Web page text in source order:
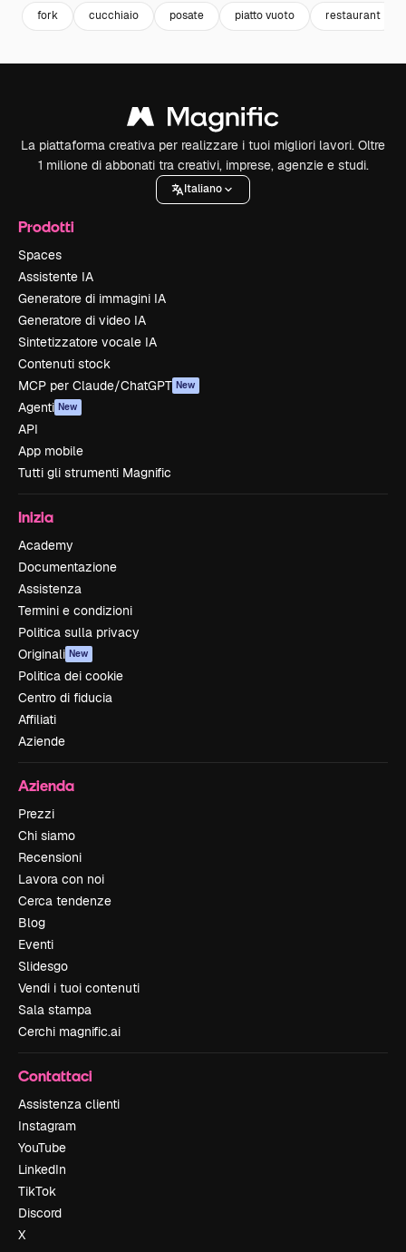
fork cucchiaio posate piatto vuoto restaurant
La piattaforma creativa per realizzare i tuoi migliori lavori. Oltre
1 milione di abbonati tra creativi, imprese, agenzie e studi.
Italiano
Prodotti
Spaces
Assistente IA
Generatore di immagini IA
Generatore di video IA
Sintetizzatore vocale IA
Contenuti stock
MCP per Claude/ChatGPT New
Agenti New
API
App mobile
Tutti gli strumenti Magnific
Inizia
Academy
Documentazione
Assistenza
Termini e condizioni
Politica sulla privacy
Originali New
Politica dei cookie
Centro di fiducia
Affiliati
Aziende
Azienda
Prezzi
Chi siamo
Recensioni
Lavora con noi
Cerca tendenze
Blog
Eventi
Slidesgo
Vendi i tuoi contenuti
Sala stampa
Cerchi magnific.ai
Contattaci
Assistenza clienti
Instagram
YouTube
LinkedIn
TikTok
Discord
X